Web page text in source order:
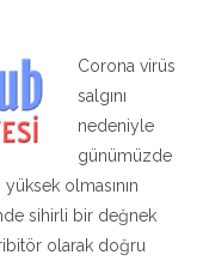
Corona virüs
salgını
nedeniyle
günümüzde
olmasının
sihirli bir değnek
olarak doğru